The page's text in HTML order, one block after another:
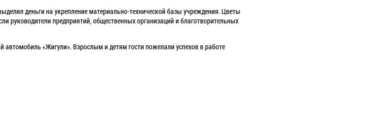
деньги на укрепление материально-технической базы учреждения. Цветы
руководители предприятий, общественных организаций и благотворительных
«Жигули». Взрослым и детям гости пожелали успехов в работе